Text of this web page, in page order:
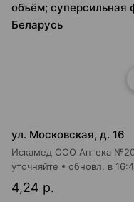
объём; суперсильная
Беларусь
ул. Московская, д. 16
Искамед ООО Аптека
4,24 р.
уточняйте обновл. в